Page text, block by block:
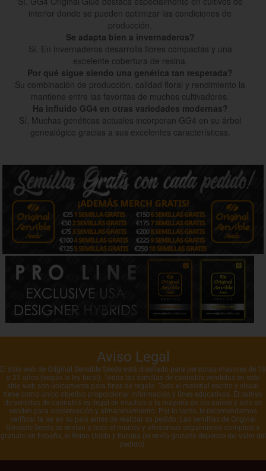
interior donde se pueden optimizar las condiciones de
producción.
Se adapta bien a invernaderos?
Sí. En invernaderos desarrolla flores compactas y una
excelente cobertura de resina.
Por qué sigue siendo una genética tan respetada?
Su combinación de producción, calidad floral y rendimiento la
mantiene entre las favoritas de muchos cultivadores.
Ha influido GG4 en otras variedades modernas?
Sí. Muchas genéticas actuales incorporan GG4 en su árbol
genealógico gracias a sus excelentes características.
Aviso Legal
El sitio web de Original Sensible Seeds está diseñado para personas mayores de 18
o 21 años (según la ley local). Todas las semillas de cannabis vendidas en este
sitio web son únicamente para fines de regalo. Todo el material escrito y visual
tiene como único objetivo proporcionar información y fines educativos. El cultivo
de semillas de cannabis es ilegal en muchos o la mayoría de los países y solo se
venden para conservación y almacenamiento. Por lo tanto, le recomendamos
verificar la ley en su país antes de realizar su pedido. Las semillas de Original
Sensible Seeds se envían a todo el mundo y ofrecemos seguimiento completo y
gratuito en España, el Reino Unido y Europa (el envío gratuito depende del valor del
pedido).